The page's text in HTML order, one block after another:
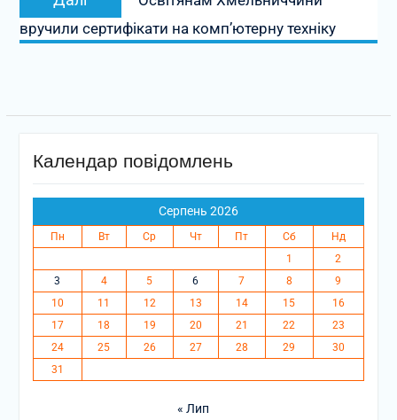
запис:
вручили сертифікати на комп’ютерну техніку
Календар повідомлень
Серпень 2026
Пн Вт Ср Чт Пт Сб
Нд
1
2
3
4 5 6 7 8
9
10
11 12 13 14 15
16
17
18 19 20 21 22
23
24
25 26 27 28 29
30
31
« Лип